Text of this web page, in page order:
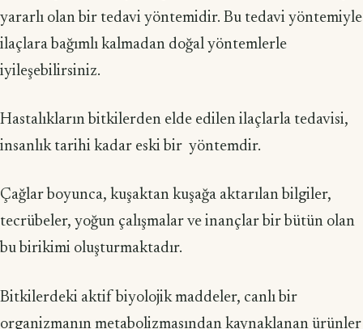
yararlı olan bir tedavi yöntemidir. Bu tedavi yöntemiyle
ilaçlara bağımlı kalmadan doğal yöntemlerle
iyileşebilirsiniz.
Hastalıkların bitkilerden elde edilen ilaçlarla tedavisi,
insanlık tarihi kadar eski bir yöntemdir.
Çağlar boyunca, kuşaktan kuşağa aktarılan bilgiler,
tecrübeler, yoğun çalışmalar ve inançlar bir bütün olan
bu birikimi oluşturmaktadır.
Bitkilerdeki aktif biyolojik maddeler, canlı bir
organizmanın metabolizmasından kaynaklanan ürünler